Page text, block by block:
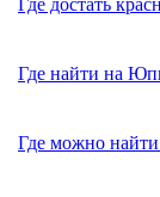
Где найти на
Где можно